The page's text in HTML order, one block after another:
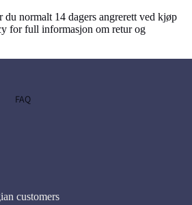
FAQ
du normalt 14 dagers angrerett ved kjøp
for full informasjon om retur og
customers